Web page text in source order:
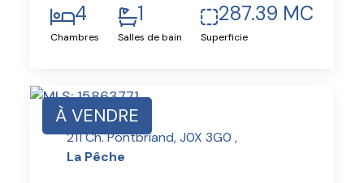
4
Chambres
1
Salles de bain
287.39 MC
Superficie
À VENDRE
211 Ch. Pontbriand, J0X 3G0 ,
La Pêche